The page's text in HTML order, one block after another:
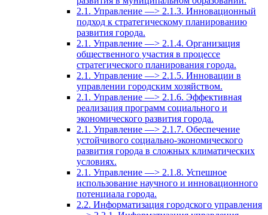
2.1. Управление —> 2.1.3. Инновационный
подход к стратегическому планированию
развития города.
2.1. Управление —> 2.1.4. Организация
общественного участия в процессе
стратегического планирования города.
2.1. Управление —> 2.1.5. Инновации в
управлении городским хозяйством.
2.1. Управление —> 2.1.6. Эффективная
реализация программ социального и
экономического развития города.
2.1. Управление —> 2.1.7. Обеспечение
устойчивого социально-экономического
развития города в сложных климатических
условиях.
2.1. Управление —> 2.1.8. Успешное
использование научного и инновационного
потенциала города.
2.2. Информатизация городского управления